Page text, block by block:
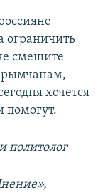
ограничить
смешите
хочется
помогут.
политолог